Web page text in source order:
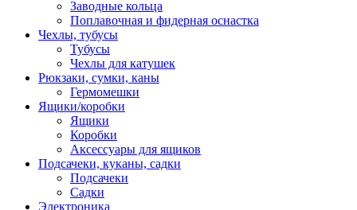
Заводные кольца
Поплавочная и фидерная оснастка
Чехлы, тубусы
Тубусы
Чехлы для катушек
Рюкзаки, сумки, каны
Гермомешки
Ящики/коробки
Ящики
Коробки
Аксессуары для ящиков
Подсачеки, куканы, садки
Подсачеки
Садки
Электроника